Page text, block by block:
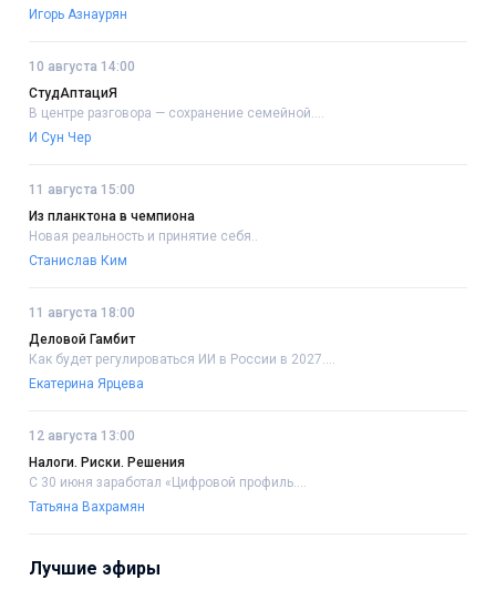
Игорь Азнаурян
10 августа 14:00
СтудАптациЯ
В центре разговора — сохранение семейной....
И Сун Чер
11 августа 15:00
Из планктона в чемпиона
Новая реальность и принятие себя..
Станислав Ким
11 августа 18:00
Деловой Гамбит
Как будет регулироваться ИИ в России в 2027....
Екатерина Ярцева
12 августа 13:00
Налоги. Риски. Решения
С 30 июня заработал «Цифровой профиль....
Татьяна Вахрамян
Лучшие эфиры